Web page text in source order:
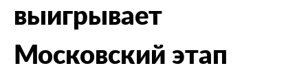
выигрывает
Московский этап